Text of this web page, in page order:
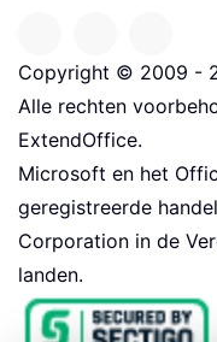
Copyright © 2009 -
Alle rechten
ExtendOffice.
Microsoft en het
geregistreerde
Corporation in de
landen.